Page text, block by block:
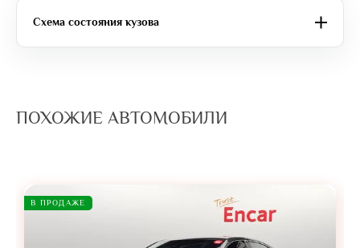
Схема состояния кузова
ПОХОЖИЕ АВТОМОБИЛИ
В ПРОДАЖЕ